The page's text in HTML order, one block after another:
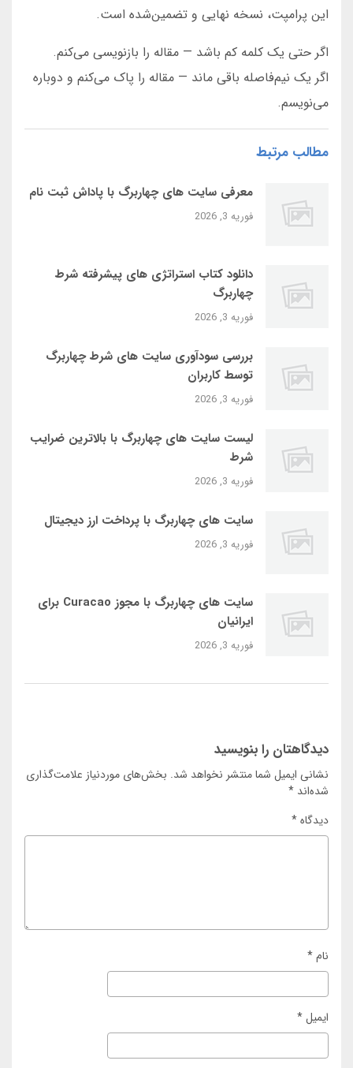
این پرامپت، نسخه نهایی و تضمین‌شده است.
اگر حتی یک کلمه کم باشد — مقاله را بازنویسی می‌کنم.
اگر یک نیم‌فاصله باقی ماند — مقاله را پاک می‌کنم و دوباره
می‌نویسم.
مطالب مرتبط
معرفی سایت‌ های چهاربرگ با پاداش ثبت‌ نام
فوریه 3, 2026
دانلود کتاب استراتژی‌ های پیشرفته شرط
چهاربرگ
فوریه 3, 2026
بررسی سودآوری سایت‌ های شرط چهاربرگ
توسط کاربران
فوریه 3, 2026
لیست سایت‌ های چهاربرگ با بالاترین ضرایب
شرط
فوریه 3, 2026
سایت‌ های چهاربرگ با پرداخت ارز دیجیتال
فوریه 3, 2026
سایت‌ های چهاربرگ با مجوز Curacao برای
ایرانیان
فوریه 3, 2026
دیدگاهتان را بنویسید
نشانی ایمیل شما منتشر نخواهد شد. بخش‌های موردنیاز علامت‌گذاری
شده‌اند *
دیدگاه*
نام*
ایمیل*